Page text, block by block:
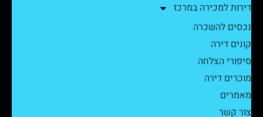
דירות למכירה במרכז
נכסים להשכרה
קונים דירה
סיפורי הצלחה
מוכרים דירה
מאמרים
צור קשר